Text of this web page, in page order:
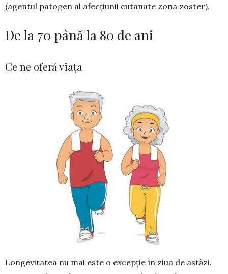
(agentul patogen al afecțiunii cutanate zona zoster).
De la 70 până la 80 de ani
Ce ne oferă viața
Longevitatea nu mai este o excepție în ziua de astăzi.